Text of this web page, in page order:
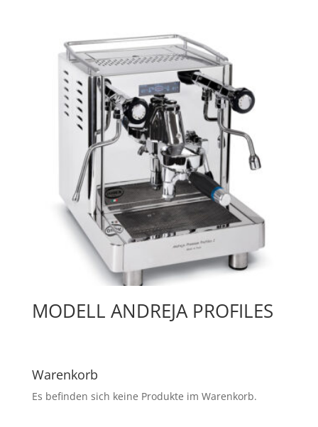
MODELL ANDREJA PROFILES
Warenkorb
Es befinden sich keine Produkte im Warenkorb.